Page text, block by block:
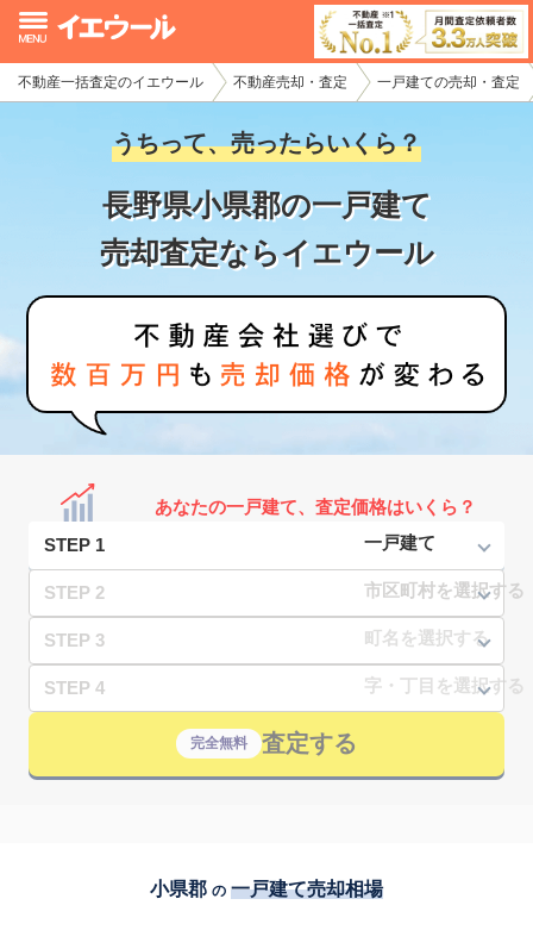
不動産一括査定のイエウール 不動産売却・査定 一戸建ての売却・査定
うちって、売ったらいくら？
長野県小県郡の一戸建て
売却査定ならイエウール
あなたの一戸建て、査定価格はいくら？
STEP 1
STEP 2
STEP 3
STEP 4
完全無料 査定する
小県郡 の 一戸建て売却相場
イエウール加盟希望の不動産会社様
初めての方へ
不動産売却の流れ
不動産の売却・一括査定
家査定シミュレーター
お問い合わせ